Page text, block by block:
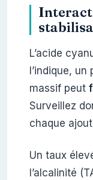
L’acide
l’indique,
massif peut
Surveillez
chaque
Un taux
l’alcalinité